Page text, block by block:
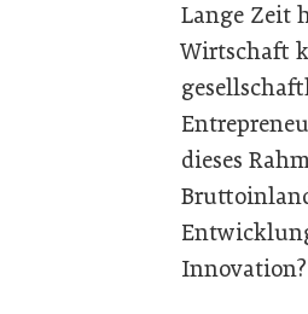
Lange Zeit
Wirtschaft
dieses
Innovation?